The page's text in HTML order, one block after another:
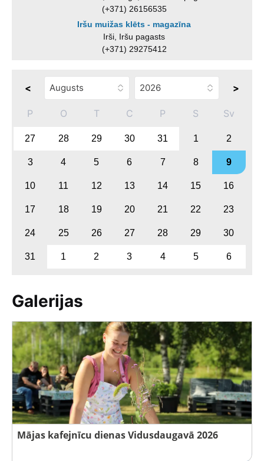
(+371) 26156535
Iršu muižas klēts - magazīna
Irši, Iršu pagasts
(+371) 29275412
< >
P O T C P S Sv
27 28 29 30 31 1 2
3 4 5 6 7 8 9
10 11 12 13 14 15 16
17 18 19 20 21 22 23
24 25 26 27 28 29 30
31 1 2 3 4 5 6
Galerijas
Mājas kafejnīcu dienas Vidusdaugavā 2026